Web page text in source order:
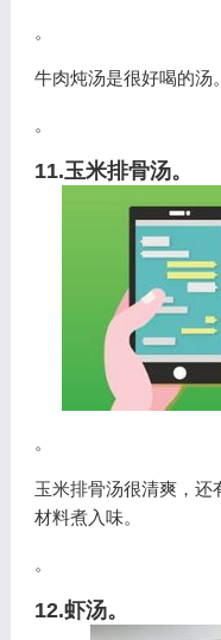
。
牛肉炖汤是很好喝的汤
。
11.玉米排骨汤。
。
玉米排骨汤很清爽，还
材料煮入味。
。
12.虾汤。